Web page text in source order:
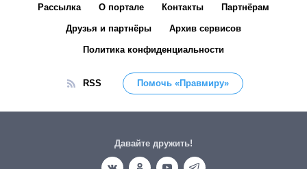
Рассылка О портале Контакты Партнёрам
Друзья и партнёры Архив сервисов
Политика конфиденциальности
RSS Помочь «Правмиру»
Давайте дружить!